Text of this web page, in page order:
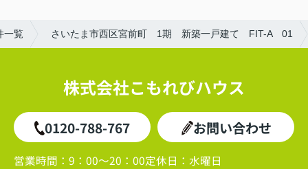
一覧 さいたま市西区宮前町 1期 新築一戸建て FIT-A 01
株式会社こもれびハウス
0120-788-767 お問い合わせ
営業時間： 9：00～20：00定休日： 水曜日